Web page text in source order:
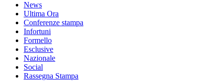
News
Ultima Ora
Conferenze stampa
Infortuni
Formello
Esclusive
Nazionale
Social
Rassegna Stampa